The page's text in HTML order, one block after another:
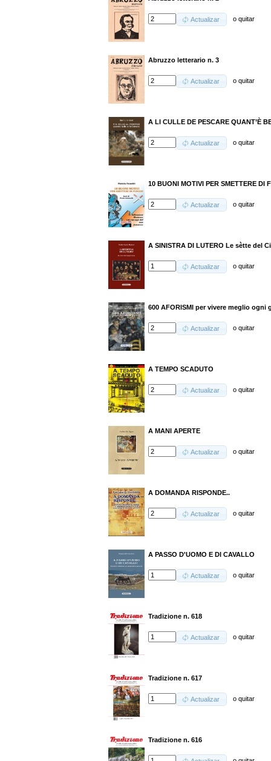
Actualizar oquitar
Abruzzo letterario n. 3
Actualizar oquitar
A LI CULLE DE PESCARE QUANT’È
Actualizar oquitar
10 BUONI MOTIVI PER SMETTERE DI
Actualizar oquitar
A SINISTRA DI LUTERO Le sètte del
Actualizar oquitar
600 AFORISMI per vivere meglio ogni
Actualizar oquitar
A TEMPO SCADUTO
Actualizar oquitar
A MANI APERTE
Actualizar oquitar
A DOMANDA RISPONDE..
Actualizar oquitar
A PASSO D'UOMO E DI CAVALLO
Actualizar oquitar
Tradizione n. 618
Actualizar oquitar
Tradizione n. 617
Actualizar oquitar
Tradizione n. 616